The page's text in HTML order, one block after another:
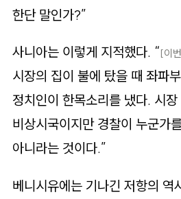
한단 말인가?”
사니아는 이렇게 지적했다. “[이
시장의 집이 불에 탔을 때 좌파
정치인이 한목소리를 냈다. 시
비상시국이지만 경찰이 누군가
아니라는 것이다.”
베니시유에는 기나긴 저항의 역